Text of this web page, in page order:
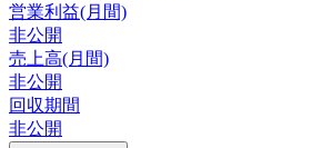
営業利益(月間)
非公開
売上高(月間)
非公開
回収期間
非公開